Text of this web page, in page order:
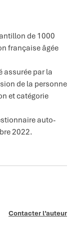
de 1000
française âgée
assurée par la
de la personne
et catégorie
auto-
2022.
Contacter l’auteur